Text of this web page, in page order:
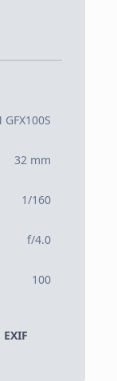
GFX100S
32 mm
1/160
f/4.0
100